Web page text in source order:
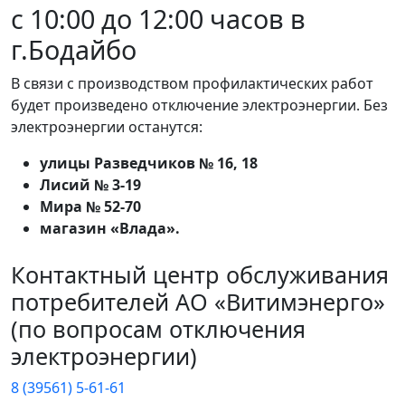
с 10:00 до 12:00 часов в
г.Бодайбо
В связи с производством профилактических работ
будет произведено отключение электроэнергии. Без
электроэнергии останутся:
улицы Разведчиков № 16, 18
Лисий № 3-19
Мира № 52-70
магазин «Влада».
Контактный центр обслуживания
потребителей АО «Витимэнерго»
(по вопросам отключения
электроэнергии)
8 (39561) 5-61-61